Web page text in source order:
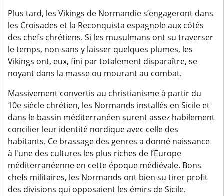
Plus tard, les Vikings de Normandie s’engageront dans
les Croisades et la Reconquista espagnole aux côtés
des chefs chrétiens. Si les musulmans ont su traverser
le temps, non sans y laisser quelques plumes, les
Vikings ont, eux, fini par totalement disparaître, se
noyant dans la masse ou mourant au combat.
Massivement convertis au christianisme à partir du
10e siècle chrétien, les Normands installés en Sicile et
dans le bassin méditerranéen surent assez habilement
concilier leur identité nordique avec celle des
habitants. Ce brassage des genres a donné naissance
à l'une des cultures les plus riches de l’Europe
méditerranéenne en cette époque médiévale. Bons
chefs militaires, les Normands ont bien su tirer profit
des divisions qui opposaient les émirs de Sicile.